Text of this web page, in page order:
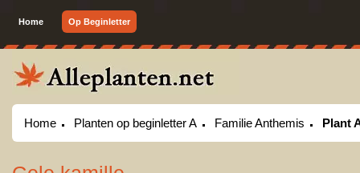
Home Op Beginletter
Home Planten op beginletter A Familie Anthemis Plant